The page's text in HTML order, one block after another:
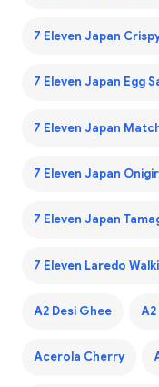
7 Eleven Japan
7 Eleven Japan Egg
7 Eleven Japan
7 Eleven Japan
7 Eleven Japan
7 Eleven Laredo
A2 Desi Ghee A2
Acerola Cherry